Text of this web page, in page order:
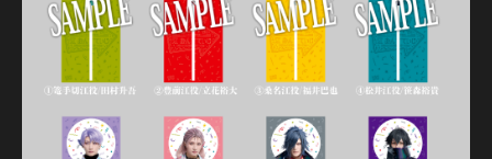
最新カテゴリー
加州清光 単騎出陣 極